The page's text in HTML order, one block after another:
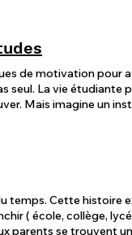
de motivation pour
seul. La vie étudiante
Mais imagine un
une vision
Ne reste pas seul
chaque matin
temps. Cette histoire
( école, collège,